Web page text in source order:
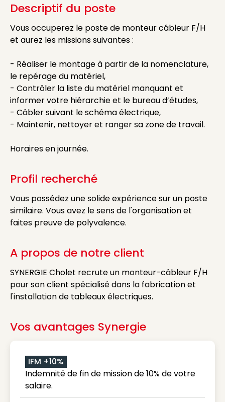
Descriptif du poste
Vous occuperez le poste de monteur câbleur F/H
et aurez les missions suivantes :
- Réaliser le montage à partir de la nomenclature,
le repérage du matériel,
- Contrôler la liste du matériel manquant et
informer votre hiérarchie et le bureau d’études,
- Câbler suivant le schéma électrique,
- Maintenir, nettoyer et ranger sa zone de travail.
Horaires en journée.
Profil recherché
Vous possédez une solide expérience sur un poste
similaire. Vous avez le sens de l'organisation et
faites preuve de polyvalence.
A propos de notre client
SYNERGIE Cholet recrute un monteur-câbleur F/H
pour son client spécialisé dans la fabrication et
l'installation de tableaux électriques.
Vos avantages Synergie
IFM +10%
Indemnité de fin de mission de 10% de votre
salaire.